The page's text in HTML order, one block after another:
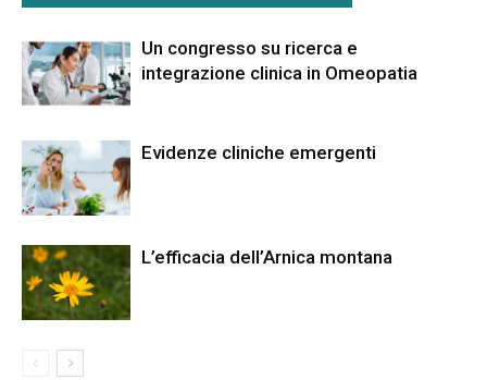
Un congresso su ricerca e
integrazione clinica in Omeopatia
Evidenze cliniche emergenti
L’efficacia dell’Arnica montana